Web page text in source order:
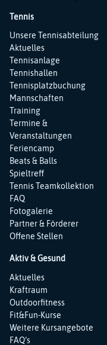
Tennis
Navigation
überspringen
Unsere Tennisabteilung
Aktuelles
Tennisanlage
Tennishallen
Tennisplatzbuchung
Mannschaften
Training
Termine &
Veranstaltungen
Feriencamp
Beats & Balls
Spieltreff
Tennis Teamkollektion
FAQ
Fotogalerie
Partner & Förderer
Offene Stellen
Aktiv & Gesund
Navigation
überspringen
Aktuelles
Kraftraum
Outdoorfitness
Fit&Fun-Kurse
Weitere Kursangebote
FAQ‘s